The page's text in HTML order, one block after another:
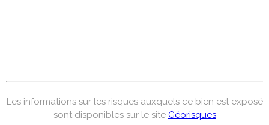
Les informations sur les risques auxquels ce bien est exposé
sont disponibles sur le site Géorisques